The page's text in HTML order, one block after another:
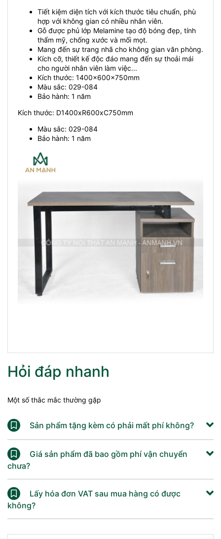
Tiết kiệm diện tích với kích thước tiêu chuẩn, phù
hợp với không gian có nhiều nhân viên.
Gỗ được phủ lớp Melamine tạo độ bóng đẹp, tính
thẩm mỹ, chống xước và mối mọt.
Mang đến sự trang nhã cho không gian văn phòng.
Kích cỡ, thiết kế độc đáo mang đến sự thoải mái
cho người nhân viên làm việc...
Kích thước: 1400x600x750mm
Màu sắc: 029-084
Bảo hành: 1 năm
Kích thước: D1400xR600xC750mm
Màu sắc: 029-084
Bảo hành: 1 năm
Hỏi đáp nhanh
Một số thắc mắc thường gặp
Sản phẩm tặng kèm có phải mất phí không?
Giá sản phẩm đã bao gồm phí vận chuyển
chưa?
Lấy hóa đơn VAT sau mua hàng có được
không?